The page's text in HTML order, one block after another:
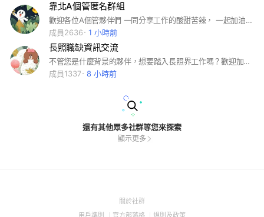
靠北A個管匿名群組
歡迎各位A個管夥伴們 一同分享工作的酸甜苦辣， 一起加油💪🏻💪🏻 👉嚴禁打廣告、業配，違者踢出‼️ 👉純為匿名分享討論工作心情， 網路留言仍須遵守規範理性發言， 勿做人身攻擊及謾罵‼️
成員2636
1 小時前
長照職缺資訊交流
不管您是什麼背景的夥伴，想要踏入長照界工作嗎？歡迎加入一起討論吧😆 本社群工作內「不」包含照服員工作哦！考量線上社團許多以照服員為主，故本社群針對護理師轉職、社工人員、老照系⋯⋯等，對於長照其他職缺想了解、想分享都歡迎加入👏 #個管 #居督 #業負 #日照 #督導 #業務負責人
成員1337
8 小時前
還有其他眾多社群等您來探索
顯示更多
關於社群(Open
用戶準則 (Open
官方部落格 (Open
規則及政策(Open